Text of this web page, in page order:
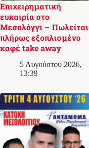
Επιχειρηματική
ευκαιρία στο
Μεσολόγγι – Πωλείται
πλήρως εξοπλισμένο
καφέ take away
5 Αυγούστου 2026,
13:39